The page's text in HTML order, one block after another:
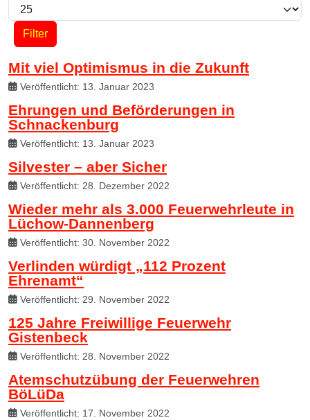
Filter
Mit viel Optimismus in die Zukunft
Veröffentlicht: 13. Januar 2023
Ehrungen und Beförderungen in
Schnackenburg
Veröffentlicht: 13. Januar 2023
Silvester – aber Sicher
Veröffentlicht: 28. Dezember 2022
Wieder mehr als 3.000 Feuerwehrleute in
Lüchow-Dannenberg
Veröffentlicht: 30. November 2022
Verlinden würdigt „112 Prozent
Ehrenamt“
Veröffentlicht: 29. November 2022
125 Jahre Freiwillige Feuerwehr
Gistenbeck
Veröffentlicht: 28. November 2022
Atemschutzübung der Feuerwehren
BöLüDa
Veröffentlicht: 17. November 2022